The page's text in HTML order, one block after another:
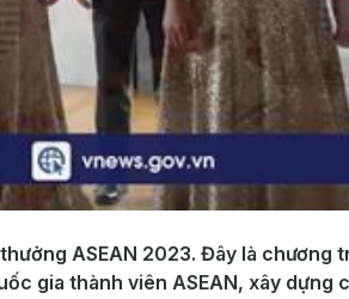
ASEAN 2023. Đây là chương
gia thành viên ASEAN, xây dựng